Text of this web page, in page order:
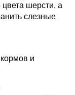
шерсти, а
слезные
и